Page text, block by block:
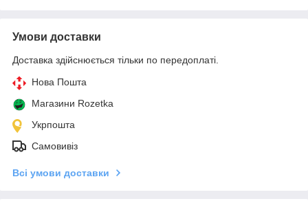
Умови доставки
Доставка здійснюється тільки по передоплаті.
Нова Пошта
Магазини Rozetka
Укрпошта
Самовивіз
Всі умови доставки